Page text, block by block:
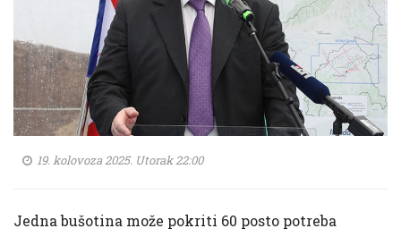
19. kolovoza 2025. Utorak 22:00
Jedna bušotina može pokriti 60 posto potreba